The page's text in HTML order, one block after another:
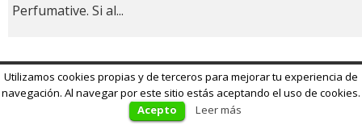
Perfumative. Si al...
Utilizamos cookies propias y de terceros para mejorar tu experiencia de
navegación. Al navegar por este sitio estás aceptando el uso de cookies.
Acepto
Leer más